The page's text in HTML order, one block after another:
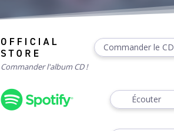
Commander le CD
Commander l'album CD !
Écouter